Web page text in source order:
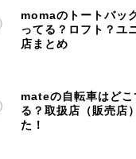
momaのトートバッ
ってる？ロフト？ユ
店まとめ
mateの自転車はどこ
る？取扱店（販売店
た！